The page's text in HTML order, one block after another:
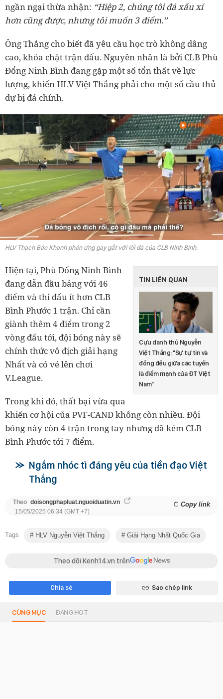
ngần ngại thừa nhận: “Hiệp 2, chúng tôi đá xấu xí
hơn cũng được, nhưng tôi muốn 3 điểm.”
Ông Thắng cho biết đã yêu cầu học trò không dâng
cao, khóa chặt trận đấu. Nguyên nhân là bởi CLB Phù
Đổng Ninh Bình đang gặp một số tổn thất về lực
lượng, khiến HLV Việt Thắng phải cho một số cầu thủ
dự bị đá chính.
HLV Thạch Bảo Khanh phản ứng gay gắt với lối đá của CLB Ninh Bình.
TIN LIÊN QUAN
Cựu danh thủ Nguyễn
Việt Thắng: "Sự tự tin và
đồng đều giữa các tuyến
là điểm mạnh của ĐT Việt
Nam"
Hiện tại, Phù Đổng Ninh Bình
đang dẫn đầu bảng với 46
điểm và thi đấu ít hơn CLB
Bình Phước 1 trận. Chỉ cần
giành thêm 4 điểm trong 2
vòng đấu tới, đội bóng này sẽ
chính thức vô địch giải hạng
Nhất và có vé lên chơi
V.League.
Trong khi đó, thất bại vừa qua
khiến cơ hội của PVF-CAND không còn nhiều. Đội
bóng này còn 4 trận trong tay nhưng đã kém CLB
Bình Phước tới 7 điểm.
Ngắm nhóc tì đáng yêu của tiền đạo Việt
Thắng
Theo doisongphapluat.nguoiduatin.vn Copy link
15/05/2025 06:34 (GMT +7)
Tags HLV Nguyễn Việt Thắng Giải Hạng Nhất Quốc Gia
Theo dõi Kenh14.vn trên
Chia sẻ Sao chép link
CÙNG MỤC ĐANG HOT